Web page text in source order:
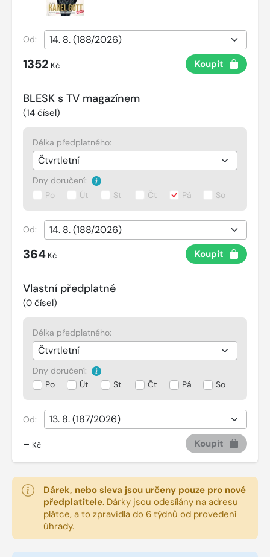
Od:
1352 Kč Koupit
BLESK s TV magazínem
(14 čísel)
Délka předplatného:
Dny doručení:
Po
Út St Čt Pá So
Od:
364 Kč Koupit
Vlastní předplatné
(0 čísel)
Délka předplatného:
Dny doručení:
Po
Út St Čt Pá So
Od:
- Kč Koupit
Dárek, nebo sleva jsou určeny pouze pro nové
předplatitele. Dárky jsou odesílány na adresu
plátce, a to zpravidla do 6 týdnů od provedení
úhrady.